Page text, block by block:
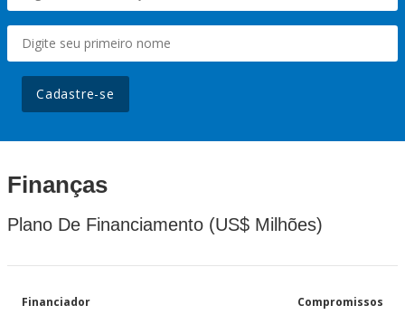
Cadastre-se
Finanças
Plano De Financiamento (US$ Milhões)
Financiador Compromissos